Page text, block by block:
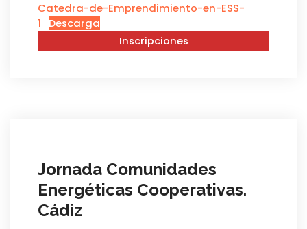
Catedra-de-Emprendimiento-en-ESS-
1
Descarga
Inscripciones
Jornada Comunidades
Energéticas Cooperativas.
Cádiz